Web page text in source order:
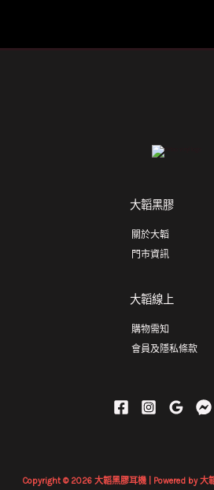
大韜黑膠
關於大韜
門市資訊
大韜線上
購物需知
會員及隱私條款
Copyright © 2026 大韜黑膠耳機 | Powered by 大